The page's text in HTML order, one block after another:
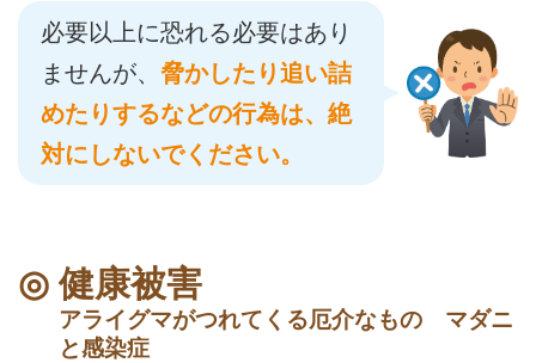
必要以上に恐れる必要はあり
ませんが、 脅かしたり追い詰
めたりするなどの行為は、絶
対にしないでください。
健康被害
アライグマがつれてくる厄介なもの マダニ
と感染症